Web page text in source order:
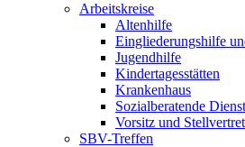
Arbeitskreise
Altenhilfe
Eingliederungshilfe
Jugendhilfe
Kindertagesstätten
Krankenhaus
Sozialberatende
Vorsitz und
SBV-Treffen